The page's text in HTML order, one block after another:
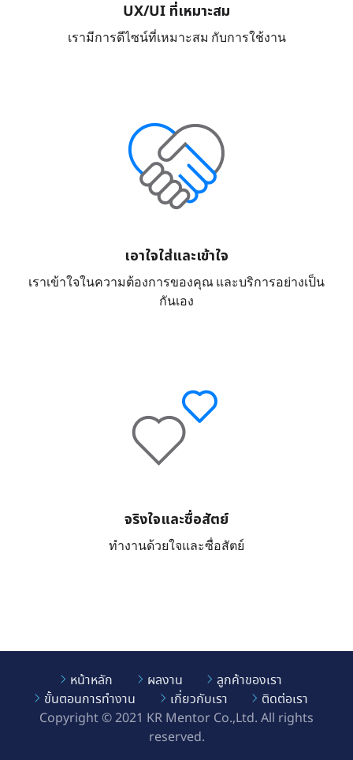
UX/UI ที่เหมาะสม
เรามีการดีไซน์ที่เหมาะสม กับการใช้งาน
เอาใจใส่และเข้าใจ
เราเข้าใจในความต้องการของคุณ และบริการอย่างเป็น
กันเอง
จริงใจและซื่อสัตย์
ทำงานด้วยใจและซื่อสัตย์
หน้าหลัก ผลงาน
ลูกค้าของเรา
ขั้นตอนการทำงาน
เกี่ยวกับเรา
ติดต่อเรา
Copyright © 2021 KR Mentor Co.,Ltd. All rights
reserved.